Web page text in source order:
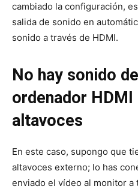
cambiado la configuración,
salida de sonido en
sonido a través de HDMI.
No hay sonido
ordenador
altavoces
En este caso, supongo que
altavoces externo; lo has
enviado el vídeo al monitor a